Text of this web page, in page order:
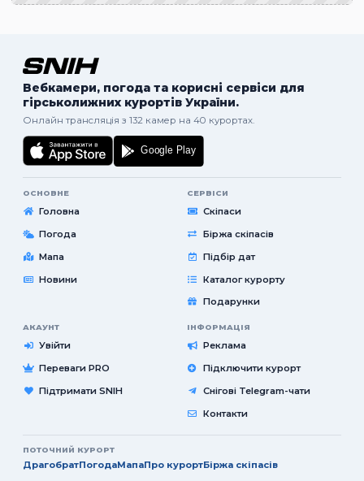
Вебкамери, погода та корисні сервіси для
гірськолижних курортів України.
Онлайн трансляція з 132 камер на 40 курортах.
ОСНОВНЕ
Головна
Погода
Мапа
Новини
СЕРВІСИ
Скіпаси
Біржа скіпасів
Підбір дат
Каталог курорту
Подарунки
АКАУНТ
Увійти
Переваги PRO
Підтримати SNIH
ІНФОРМАЦІЯ
Реклама
Підключити курорт
Снігові Telegram-чати
Контакти
ПОТОЧНИЙ КУРОРТ
ДрагобратПогодаМапаПро курортБіржа скіпасів